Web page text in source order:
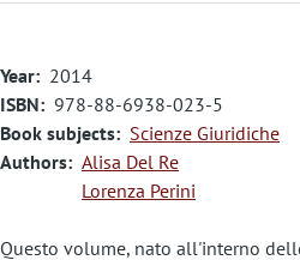
Year
2014
ISBN
978-88-6938-023-5
Book subjects
Scienze Giuridiche
Authors Alisa Del Re
Lorenza Perini
Questo volume, nato all'interno